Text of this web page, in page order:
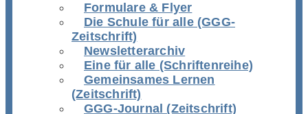
Formulare & Flyer
Die Schule für alle (GGG-
Zeitschrift)
Newsletterarchiv
Eine für alle (Schriftenreihe)
Gemeinsames Lernen
(Zeitschrift)
GGG-Journal (Zeitschrift)